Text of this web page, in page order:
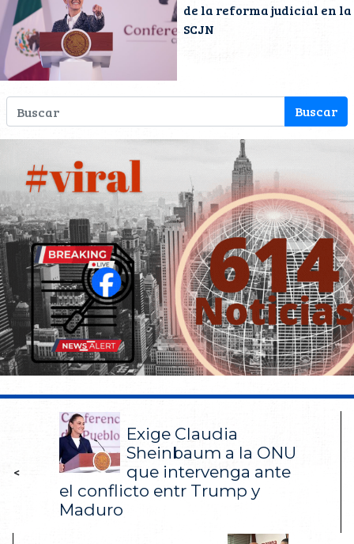
de la reforma judicial en la
SCJN
<
Exige Claudia
Sheinbaum a la ONU
que intervenga ante
el conflicto entr Trump y
Maduro